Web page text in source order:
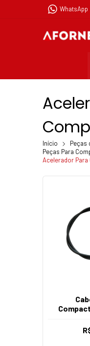
WhatsApp
Início
Peças
Peças Para
Acelerador